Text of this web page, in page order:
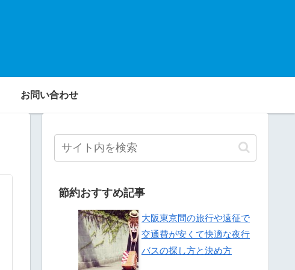
お問い合わせ
節約おすすめ記事
大阪東京間の旅行や遠征で
交通費が安くて快適な夜行
バスの探し方と決め方